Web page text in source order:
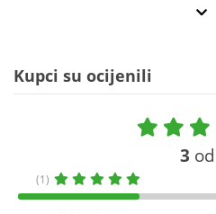
Kupci su ocijenili
3
(1)